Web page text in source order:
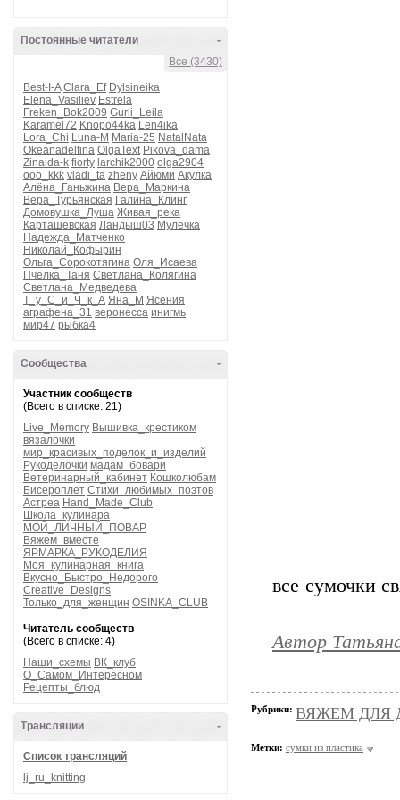
-
Постоянные читатели
Все (3430)
Best-I-A Clara_Ef Dylsineika
Elena_Vasiliev Estrela
Freken_Bok2009 Gurli_Leila
Karamel72 Knopo44ka Len4ika
Lora_Chi Luna-M Maria-25 NatalNata
Okeanadelfina OlgaText Pikova_dama
Zinaida-k fiorty larchik2000 olga2904
ooo_kkk vladi_ta zheny Айюми Акулка
Алёна_Ганьжина Вера_Маркина
Вера_Турьянская Галина_Клинг
Домовушка_Луша Живая_река
Карташевская Ландыш03 Мулечка
Надежда_Матченко
Николай_Кофырин
Ольга_Сорокотягина Оля_Исаева
Пчёлка_Таня Светлана_Колягина
Светлана_Медведева
Т_у_С_и_Ч_к_А Яна_М Ясения
аграфена_31 веронесса инигмь
мир47 рыбка4
-
Сообщества
Участник сообществ
(Всего в списке: 21)
Live_Memory Вышивка_крестиком
вязалочки
мир_красивых_поделок_и_изделий
Рукоделочки мадам_бовари
Ветеринарный_кабинет Кошколюбам
Бисероплет Стихи_любимых_поэтов
Астреа Hand_Made_Club
Школа_кулинара
МОЙ_ЛИЧНЫЙ_ПОВАР
Вяжем_вместе
ЯРМАРКА_РУКОДЕЛИЯ
Моя_кулинарная_книга
Вкусно_Быстро_Недорого
Creative_Designs
Только_для_женщин OSINKA_CLUB
Читатель сообществ
(Всего в списке: 4)
Наши_схемы ВК_клуб
О_Самом_Интересном
Рецепты_блюд
-
Трансляции
Список трансляций
lj_ru_knitting
все сумочки
Автор
Рубрики: ВЯЖЕМ ДЛЯ
Метки: сумки из пластика